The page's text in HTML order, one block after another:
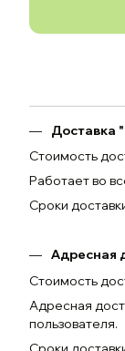
Доставка
Стоимость
Работает во
Сроки
Адресная
Стоимость
Адресная
пользователя.